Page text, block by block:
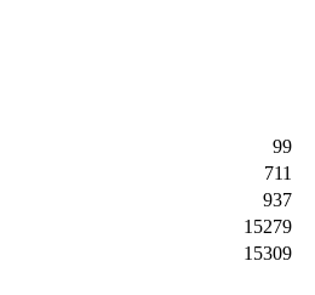
99
711
937
15279
15309